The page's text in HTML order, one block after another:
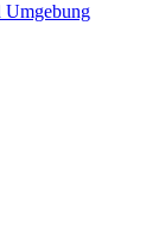
Umgebung